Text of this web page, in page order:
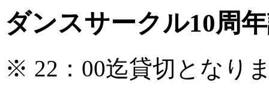
ダンスサークル10周
※ 22：00迄貸切となり